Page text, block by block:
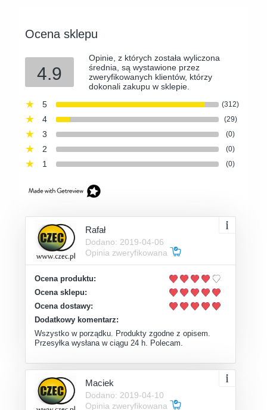
Ocena sklepu
4.9
Opinie, z których została wyliczona
średnia, są wystawione przez
zweryfikowanych klientów, którzy
dokonali zakupu w sklepie.
5
(312)
4 (29)
3 (0)
2 (0)
1 (0)
Rafał
Dodano: 2019-04-06
Opinia zweryfikowana
Ocena produktu:
Ocena sklepu:
Ocena dostawy:
Dodatkowy komentarz:
Wszystko w porządku. Produkty zgodne z opisem.
Przesyłka wysłana w ciągu 24 h. Polecam.
Maciek
Dodano: 2019-04-10
Opinia zweryfikowana